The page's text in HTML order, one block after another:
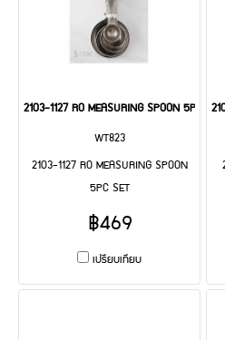
2103-1127 RO MEASURING SPOON 5PC SET
WT823
2103-1127 RO MEASURING SPOON
5PC SET
฿469
เปรียบเทียบ